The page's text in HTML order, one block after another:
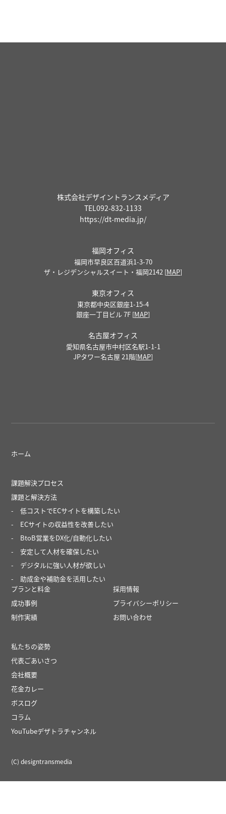
株式会社デザイントランスメディア
TEL092-832-1133
https://dt-media.jp/
福岡オフィス
福岡市早良区百道浜1-3-70
ザ・レジデンシャルスイート・福岡2142 [MAP]
東京オフィス
東京都中央区銀座1-15-4
銀座一丁目ビル 7F [MAP]
名古屋オフィス
愛知県名古屋市中村区名駅1-1-1
JPタワー名古屋 21階[MAP]
ホーム
課題解決プロセス
課題と解決方法
低コストでECサイトを構築したい
ECサイトの収益性を改善したい
BtoB営業をDX化/自動化したい
安定して人材を確保したい
デジタルに強い人材が欲しい
助成金や補助金を活用したい
プランと料金
成功事例
制作実績
私たちの姿勢
代表ごあいさつ
会社概要
花金カレー
ボスログ
コラム
YouTubeデザトラチャンネル
採用情報
プライバシーポリシー
お問い合わせ
(C) designtransmedia